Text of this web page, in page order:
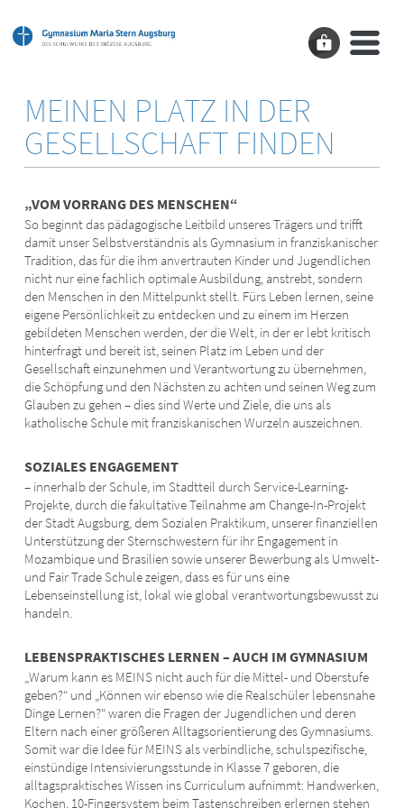
MEINEN PLATZ IN DER
GESELLSCHAFT FINDEN
„VOM VORRANG DES MENSCHEN“
So beginnt das pädagogische Leitbild unseres Trägers und trifft
damit unser Selbstverständnis als Gymnasium in franziskanischer
Tradition, das für die ihm anvertrauten Kinder und Jugendlichen
nicht nur eine fachlich optimale Ausbildung, anstrebt, sondern
den Menschen in den Mittelpunkt stellt. Fürs Leben lernen, seine
eigene Persönlichkeit zu entdecken und zu einem im Herzen
gebildeten Menschen werden, der die Welt, in der er lebt kritisch
hinterfragt und bereit ist, seinen Platz im Leben und der
Gesellschaft einzunehmen und Verantwortung zu übernehmen,
die Schöpfung und den Nächsten zu achten und seinen Weg zum
Glauben zu gehen – dies sind Werte und Ziele, die uns als
katholische Schule mit franziskanischen Wurzeln auszeichnen.
SOZIALES ENGAGEMENT
– innerhalb der Schule, im Stadtteil durch Service-Learning-
Projekte, durch die fakultative Teilnahme am Change-In-Projekt
der Stadt Augsburg, dem Sozialen Praktikum, unserer finanziellen
Unterstützung der Sternschwestern für ihr Engagement in
Mozambique und Brasilien sowie unserer Bewerbung als Umwelt-
und Fair Trade Schule zeigen, dass es für uns eine
Lebenseinstellung ist, lokal wie global verantwortungsbewusst zu
handeln.
LEBENSPRAKTISCHES LERNEN – AUCH IM GYMNASIUM
„Warum kann es MEINS nicht auch für die Mittel- und Oberstufe
geben?“ und „Können wir ebenso wie die Realschüler lebensnahe
Dinge Lernen?“ waren die Fragen der Jugendlichen und deren
Eltern nach einer größeren Alltagsorientierung des Gymnasiums.
Somit war die Idee für MEINS als verbindliche, schulspezifische,
einstündige Intensivierungsstunde in Klasse 7 geboren, die
alltagspraktisches Wissen ins Curriculum aufnimmt: Handwerken,
Kochen, 10-Fingersystem beim Tastenschreiben erlernen stehen